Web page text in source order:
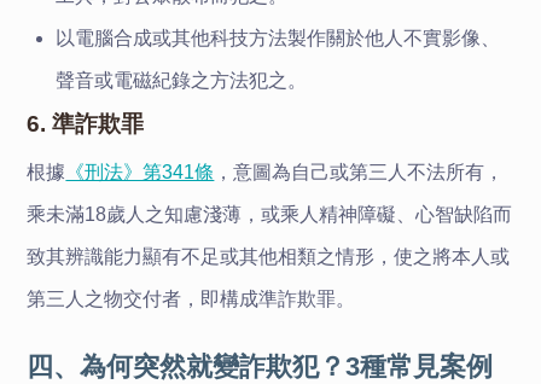
以電腦合成或其他科技方法製作關於他人不實影像、
聲音或電磁紀錄之方法犯之。
6. 準詐欺罪
根據 《刑法》第341條 ，意圖為自己或第三人不法所有，
乘未滿18歲人之知慮淺薄，或乘人精神障礙、心智缺陷而
致其辨識能力顯有不足或其他相類之情形，使之將本人或
第三人之物交付者，即構成準詐欺罪。
四、為何突然就變詐欺犯？3種常見案例